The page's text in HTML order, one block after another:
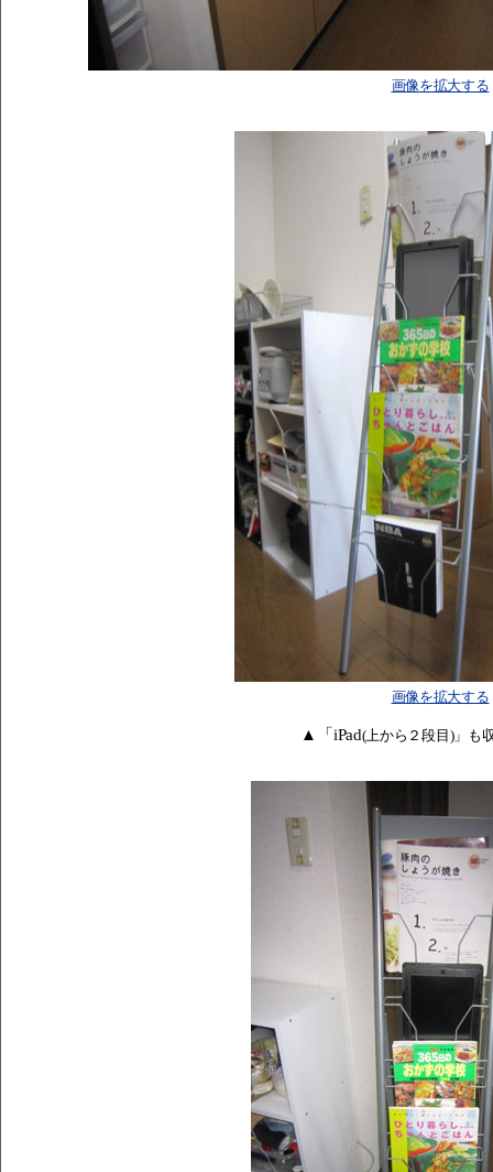
画像を拡大する
画像を拡大する
▲「iPad(上から２段目)」も